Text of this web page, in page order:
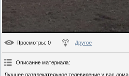
Просмотры: 0 Другое
Описание материала:
Лучшее развлекательное телевидение у вас дома.